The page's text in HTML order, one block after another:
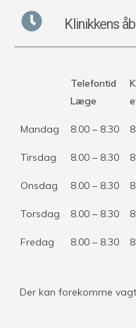
Klinikkens
Telefontid
Læge
Mandag 8.00 – 8.30
Tirsdag 8.00 – 8.30
Onsdag 8.00 – 8.30
Torsdag 8.00 – 8.30
Fredag 8.00 – 8.30
Der kan forekomme